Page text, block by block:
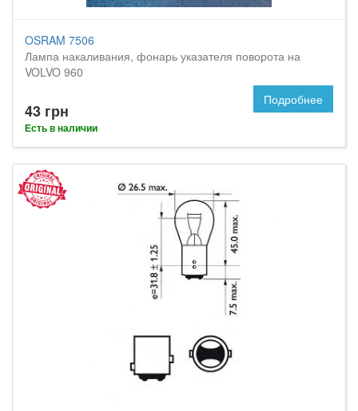
OSRAM 7506
Лампа накаливания, фонарь указателя поворота на
VOLVO 960
43 грн
Есть в наличии
Подробнее